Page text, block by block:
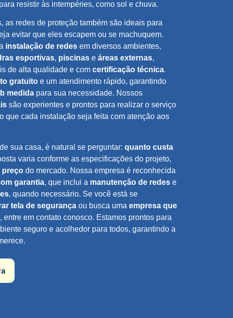
resistir às intempéries, como sol e chuva.
as redes de proteção também são ideais para
evitar que eles escapem ou se machuquem.
instalação de redes em diversos ambientes,
esportivas, piscinas e áreas externas,
de alta qualidade e com certificação técnica.
gratuito e um atendimento rápido, garantindo
medida para sua necessidade. Nossos
são experientes e prontos para realizar o serviço
que cada instalação seja feita com atenção aos
sua casa, é natural se perguntar: quanto custa
varia conforme as especificações do projeto,
preço do mercado. Nossa empresa é reconhecida
garantia, que inclui a manutenção de redes e
, quando necessário. Se você está se
tela de segurança ou busca uma empresa que
, entre em contato conosco. Estamos prontos para
seguro e acolhedor para todos, garantindo a